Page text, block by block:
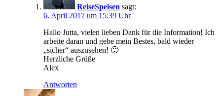
ReiseSpeisen sagt:
6. April 2017 um 15:39 Uhr
Hallo Jutta, vielen lieben Dank für die Information! Ich
arbeite daran und gebe mein Bestes, bald wieder
„sicher“ auszusehen! 🙂
Herzliche Grüße
Alex
Antworten